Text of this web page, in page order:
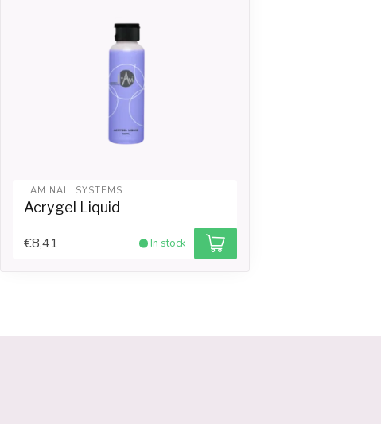
I.AM NAIL SYSTEMS
Acrygel Liquid
€8,41 In stock